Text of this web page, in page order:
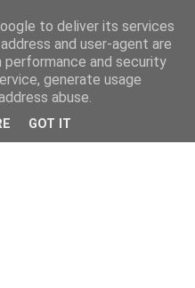
to deliver its services
and user-agent are
performance and security
generate usage
abuse.
GOT IT